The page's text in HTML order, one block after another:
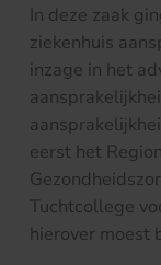
In deze zaak
ziekenhuis
inzage in het
eerst het
Tuchtcollege
hierover moest